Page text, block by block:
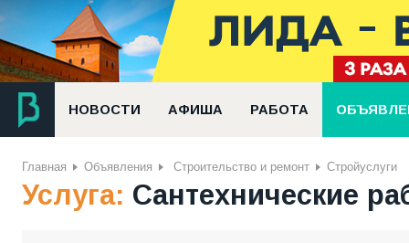
НОВОСТИ АФИША РАБОТА
Главная Объявления Строительство и ремонт Стройуслуги
Услуга: Сантехнические